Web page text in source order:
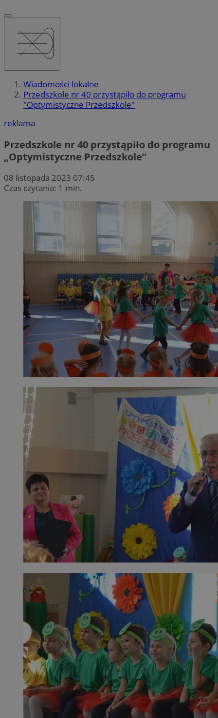
Wiadomości lokalne
Przedszkole nr 40 przystąpiło do programu
"Optymistyczne Przedszkole"
reklama
Przedszkole nr 40 przystąpiło do programu
„Optymistyczne Przedszkole”
08 listopada 2023 07:45
Czas czytania: 1 min.